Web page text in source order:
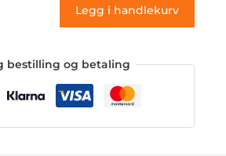
Legg i handlekurv
bestilling og betaling